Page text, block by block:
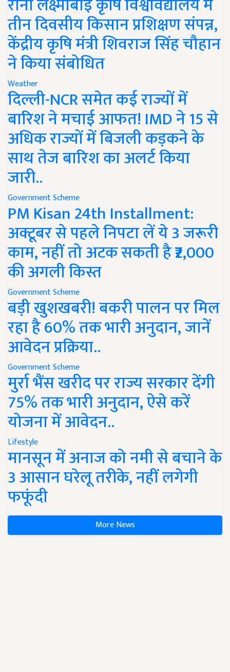
तीन दिवसीय किसान प्रशिक्षण संपन्न,
केंद्रीय कृषि मंत्री शिवराज सिंह चौहान
ने किया संबोधित
Weather
दिल्ली-NCR समेत कई राज्यों में
बारिश ने मचाई आफत! IMD ने 15 से
अधिक राज्यों में बिजली कड़कने के
साथ तेज बारिश का अलर्ट किया
जारी..
Government Scheme
PM Kisan 24th Installment:
अक्टूबर से पहले निपटा लें ये 3 जरूरी
काम, नहीं तो अटक सकती है ₹2,000
की अगली किस्त
Government Scheme
बड़ी खुशखबरी! बकरी पालन पर मिल
रहा है 60% तक भारी अनुदान, जानें
आवेदन प्रक्रिया..
Government Scheme
मुर्रा भैंस खरीद पर राज्य सरकार देंगी
75% तक भारी अनुदान, ऐसे करें
योजना में आवेदन..
Lifestyle
मानसून में अनाज को नमी से बचाने के
3 आसान घरेलू तरीके, नहीं लगेगी
फफूंदी
More News